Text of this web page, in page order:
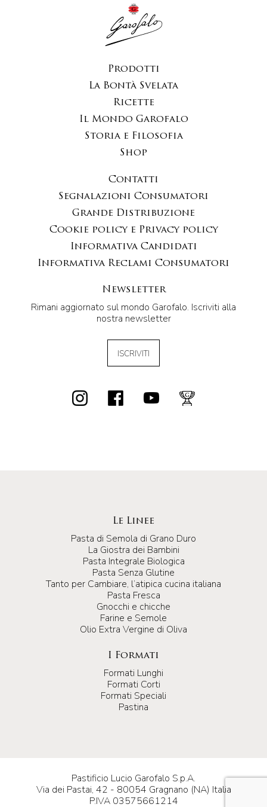
Prodotti
La Bontà Svelata
Ricette
Il Mondo Garofalo
Storia e Filosofia
Shop
Contatti
Segnalazioni Consumatori
Grande Distribuzione
Cookie policy e Privacy policy
Informativa Candidati
Informativa Reclami Consumatori
Newsletter
Rimani aggiornato sul mondo Garofalo. Iscriviti alla
nostra newsletter
ISCRIVITI
Le Linee
Pasta di Semola di Grano Duro
La Giostra dei Bambini
Pasta Integrale Biologica
Pasta Senza Glutine
Tanto per Cambiare, l’atipica cucina italiana
Pasta Fresca
Gnocchi e chicche
Farine e Semole
Olio Extra Vergine di Oliva
I Formati
Formati Lunghi
Formati Corti
Formati Speciali
Pastina
Pastificio Lucio Garofalo S.p.A.
Via dei Pastai, 42 - 80054 Gragnano (NA) Italia
P.IVA 03575661214